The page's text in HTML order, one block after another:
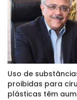
Uso de
proibidas para
plásticas têm